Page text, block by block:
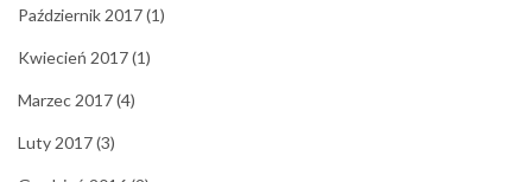
Październik 2017(1)
Kwiecień 2017(1)
Marzec 2017(4)
Luty 2017(3)